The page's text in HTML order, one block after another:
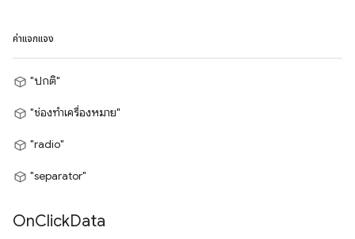
ค่าแจกแจง
"ปกติ"
"ช่องทำเครื่องหมาย"
"radio"
"separator"
OnClickData